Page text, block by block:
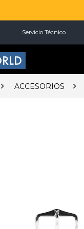
Servicio Técnico
ACCESORIOS